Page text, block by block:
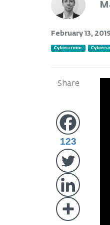
February 13,
Cybercrime
Share
123